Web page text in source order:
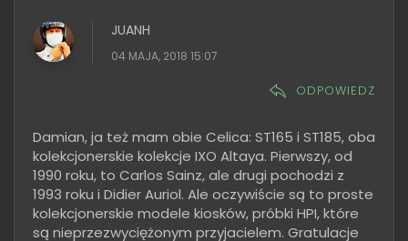
JUANH
04 MAJA, 2018 15:07
ODPOWIEDZ
Damian, ja też mam obie Celica: ST165 i ST185, oba
kolekcjonerskie kolekcje IXO Altaya. Pierwszy, od
1990 roku, to Carlos Sainz, ale drugi pochodzi z
1993 roku i Didier Auriol. Ale oczywiście są to proste
kolekcjonerskie modele kiosków, próbki HPI, które
są nieprzezwyciężonym przyjacielem. Gratulacje